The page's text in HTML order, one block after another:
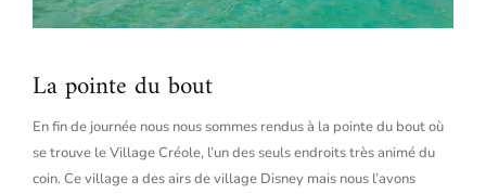
La pointe du bout
En fin de journée nous nous sommes rendus à la pointe du bout où
se trouve le Village Créole, l’un des seuls endroits très animé du
coin. Ce village a des airs de village Disney mais nous l’avons